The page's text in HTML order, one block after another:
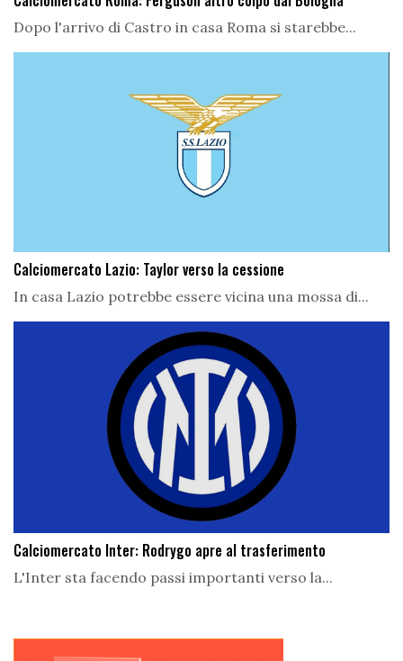
Dopo l'arrivo di Castro in casa Roma si starebbe...
Calciomercato Lazio: Taylor verso la cessione
In casa Lazio potrebbe essere vicina una mossa di...
Calciomercato Inter: Rodrygo apre al trasferimento
L'Inter sta facendo passi importanti verso la...